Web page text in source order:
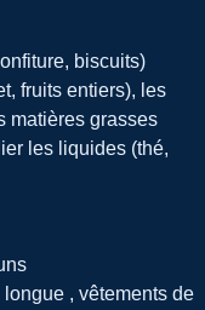
biscuits)
fruits entiers), les
matières grasses
les liquides (thé,
, vêtements de